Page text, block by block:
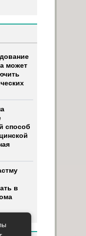
может
способ
в